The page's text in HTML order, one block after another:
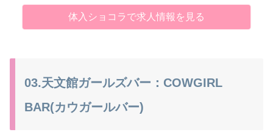
体入ショコラで求人情報を見る
03.天文館ガールズバー：COWGIRL
BAR(カウガールバー)